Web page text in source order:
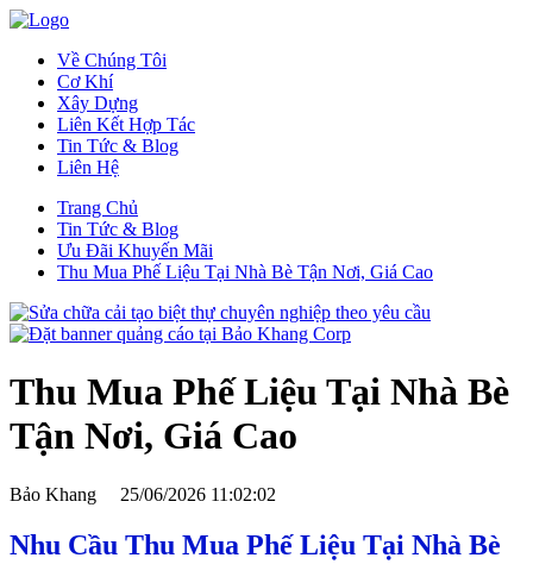
Về Chúng Tôi
Cơ Khí
Xây Dựng
Liên Kết Hợp Tác
Tin Tức & Blog
Liên Hệ
Trang Chủ
Tin Tức & Blog
Ưu Đãi Khuyến Mãi
Thu Mua Phế Liệu Tại Nhà Bè Tận Nơi, Giá Cao
Thu Mua Phế Liệu Tại Nhà Bè
Tận Nơi, Giá Cao
Bảo Khang 25/06/2026 11:02:02
Nhu Cầu Thu Mua Phế Liệu Tại Nhà Bè